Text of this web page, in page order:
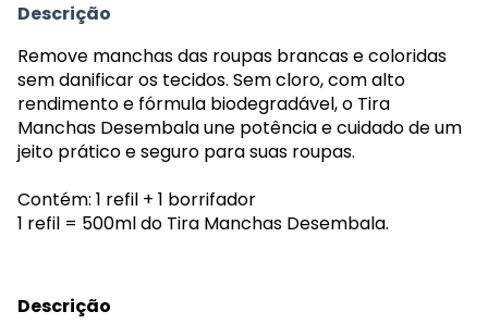
Descrição
Remove manchas das roupas brancas e coloridas
sem danificar os tecidos. Sem cloro, com alto
rendimento e fórmula biodegradável, o Tira
Manchas Desembala une potência e cuidado de um
jeito prático e seguro para suas roupas.
Contém: 1 refil + 1 borrifador
1 refil = 500ml do Tira Manchas Desembala.
Descrição